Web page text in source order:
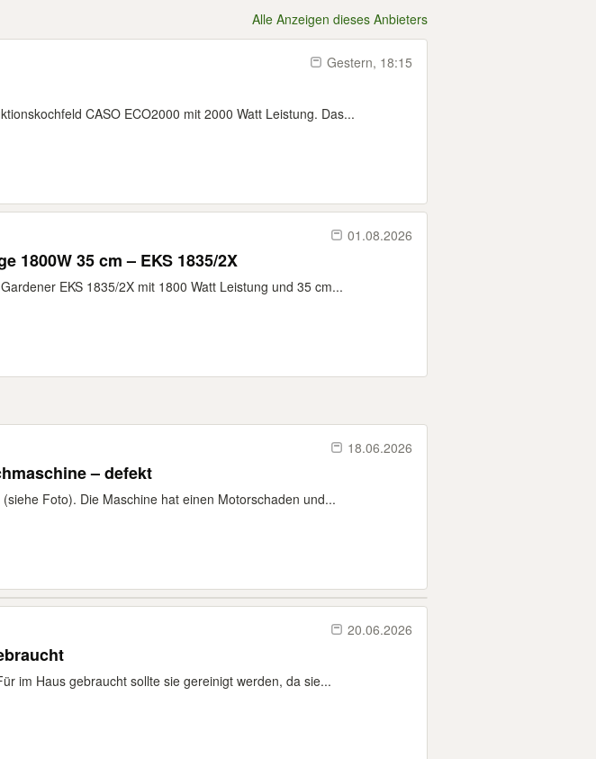
Alle Anzeigen dieses Anbieters
Gestern, 18:15
CASO ECO2000 mit 2000 Watt Leistung. Das...
01.08.2026
1800W 35 cm – EKS 1835/2X
EKS 1835/2X mit 1800 Watt Leistung und 35 cm...
18.06.2026
– defekt
Foto). Die Maschine hat einen Motorschaden und...
20.06.2026
im Haus gebraucht sollte sie gereinigt werden, da sie...